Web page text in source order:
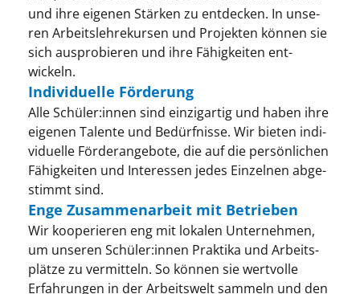
und ihre eige­nen Stär­ken zu ent­decken. In unse­
ren Arbeits­lehre­kursen und Pro­jekten können sie
sich aus­pro­bieren und ihre Fähig­keiten ent­
wickeln.
Individuelle Förderung
Alle Schüler:innen sind einzig­artig und haben ihre
eige­nen Talente und Bedürf­nisse. Wir bieten indi­
vi­du­elle Förder­ange­bote, die auf die per­sön­lichen
Fähig­keiten und Inter­es­sen jedes Ein­zelnen abge­
stimmt sind.
Enge Zusammen­arbeit mit Betrieben
Wir koope­rieren eng mit loka­len Unter­nehmen,
um unse­ren Schüler:innen Prak­tika und Arbeits­
plätze zu ver­mitteln. So können sie wert­volle
Erfah­rungen in der Arbeits­welt sammeln und den